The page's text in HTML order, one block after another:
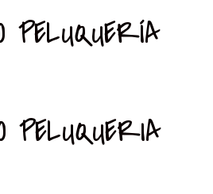
PELUQUERÍA
PELUQUERIA